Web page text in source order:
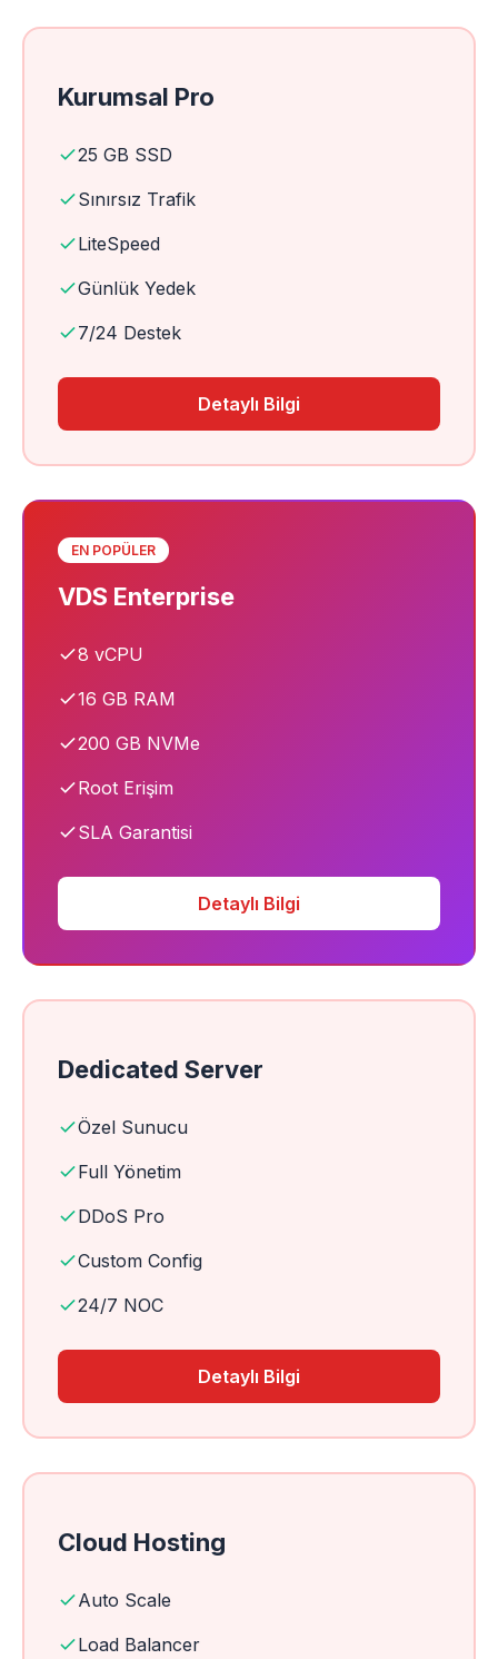
Kurumsal Pro
25 GB SSD
Sınırsız Trafik
LiteSpeed
Günlük Yedek
7/24 Destek
Detaylı Bilgi
EN POPÜLER
VDS Enterprise
8 vCPU
16 GB RAM
200 GB NVMe
Root Erişim
SLA Garantisi
Detaylı Bilgi
Dedicated Server
Özel Sunucu
Full Yönetim
DDoS Pro
Custom Config
24/7 NOC
Detaylı Bilgi
Cloud Hosting
Auto Scale
Load Balancer